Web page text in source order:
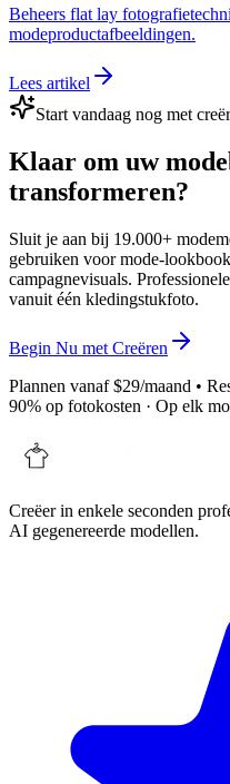
Beheers flat lay
modeproductafbeeldingen.
Lees artikel
Start vandaag nog met
Klaar om uw
transformeren?
Sluit je aan bij 19.000+
gebruiken voor mode-
campagnevisuals.
vanuit één kledingstukfoto.
Begin Nu met Creëren
Plannen vanaf $29/maand •
90% op fotokosten · Op elk
Creëer in enkele seconden
AI gegenereerde modellen.